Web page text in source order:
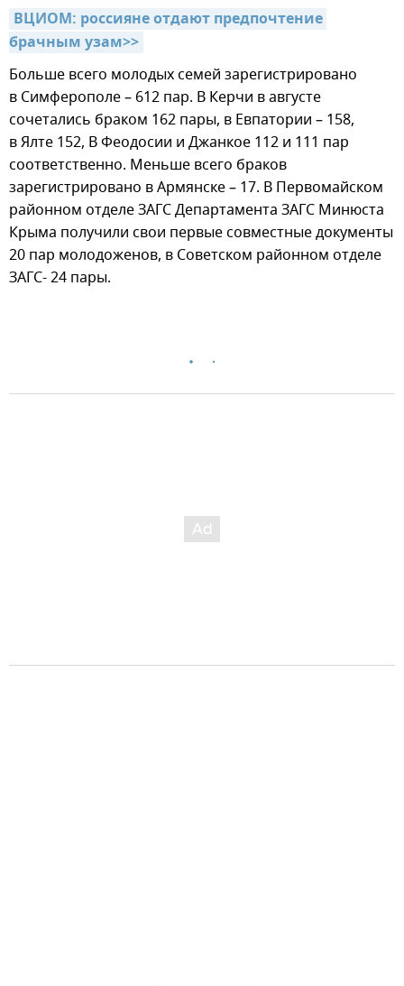
ВЦИОМ: россияне отдают предпочтение
брачным узам>>
Больше всего молодых семей зарегистрировано
в Симферополе – 612 пар. В Керчи в августе
сочетались браком 162 пары, в Евпатории – 158,
в Ялте 152, В Феодосии и Джанкое 112 и 111 пар
соответственно. Меньше всего браков
зарегистрировано в Армянске – 17. В Первомайском
районном отделе ЗАГС Департамента ЗАГС Минюста
Крыма получили свои первые совместные документы
20 пар молодоженов, в Советском районном отделе
ЗАГС- 24 пары.